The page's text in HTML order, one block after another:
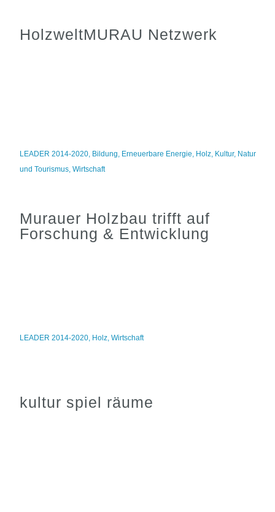
HolzweltMURAU Netzwerk
LEADER 2014-2020, Bildung, Erneuerbare Energie, Holz, Kultur, Natur
und Tourismus,Wirtschaft
Murauer Holzbau trifft auf
Forschung & Entwicklung
LEADER 2014-2020, Holz,Wirtschaft
kultur spiel räume